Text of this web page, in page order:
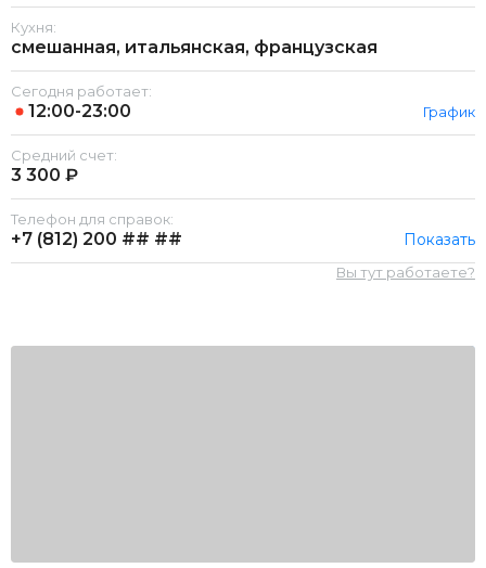
Кухня:
смешанная, итальянская, французская
Сегодня работает:
12:00-23:00 График
Средний счет:
3 300 ₽
Телефон для справок:
+7 (812) 200 ## ## Показать
Вы тут работаете?